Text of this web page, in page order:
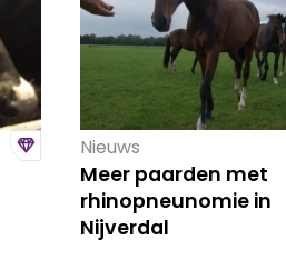
Nieuws
Meer paarden met
rhinopneunomie in
Nijverdal